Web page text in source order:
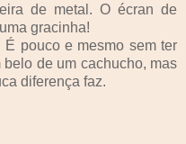
de metal. O écran de
gracinha!
pouco e mesmo sem ter
de um cachucho, mas
diferença faz.